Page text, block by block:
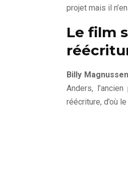
projet mais il
Le film
Billy Magnussen
Anders,
réécriture, d’où